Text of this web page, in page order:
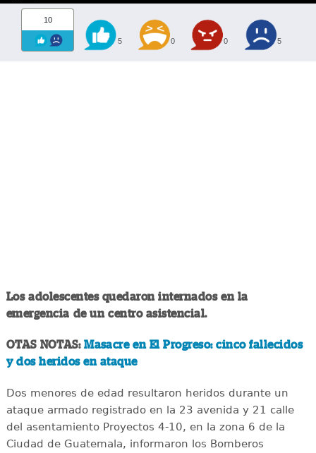
10
5 0 0 5
Los adolescentes quedaron internados en la
emergencia de un centro asistencial.
OTAS NOTAS:Masacre en El Progreso: cinco fallecidos
y dos heridos en ataque
Dos menores de edad resultaron heridos durante un
ataque armado registrado en la 23 avenida y 21 calle
del asentamiento Proyectos 4-10, en la zona 6 de la
Ciudad de Guatemala, informaron los Bomberos